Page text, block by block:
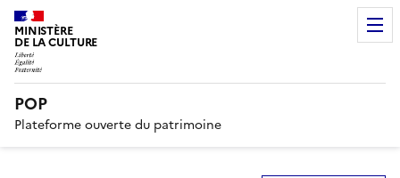
MINISTÈRE
DE LA CULTURE
POP
Plateforme ouverte du patrimoine